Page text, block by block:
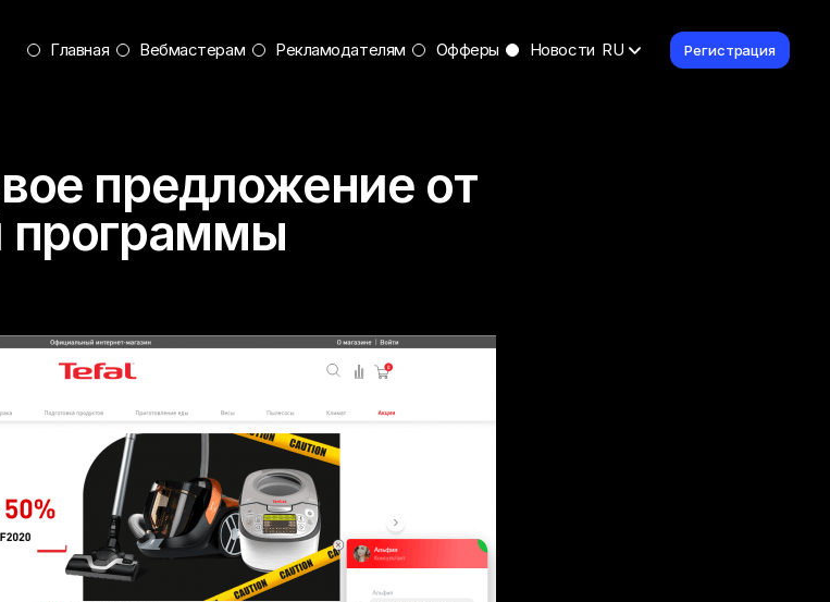
Главная Вебмастерам Рекламодателям Офферы Новости RU Регистрация
предложение от
программы